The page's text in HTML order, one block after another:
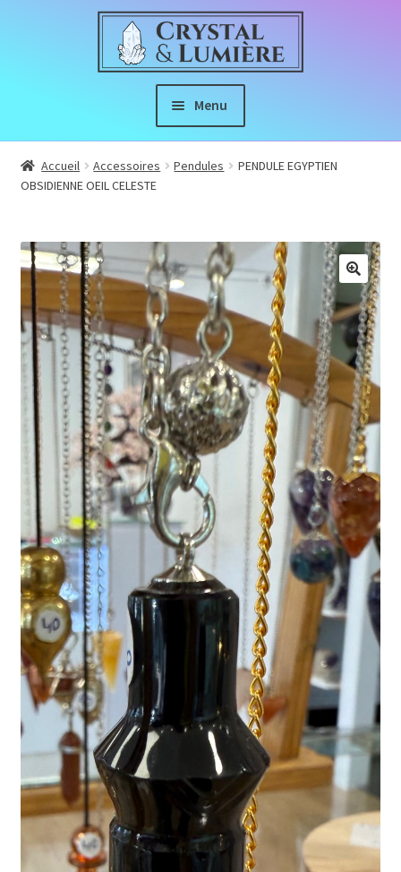
Menu
menu
enfant
Index de Lithothérapie
Nous Suivre
Accueil Accessoires Pendules
PENDULE EGYPTIEN
OBSIDIENNE OEIL CELESTE